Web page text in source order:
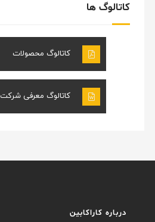
کاتالوگ ها
کاتالوگ محصولات
کاتالوگ معرفی شرکت
درباره کاراکابین